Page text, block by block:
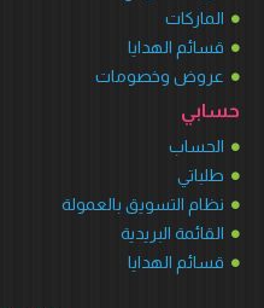
الماركات
قسائم الهدايا
عروض وخصومات
حسابي
الحساب
طلباتي
نظام التسويق بالعمولة
القائمة البريدية
قسائم الهدايا